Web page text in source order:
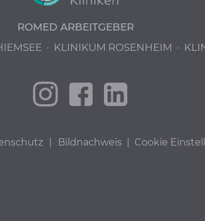
ROMED ARBEITGEBER
· KLINIKUM ROSENHEIM ·
Bildnachweis Cookie